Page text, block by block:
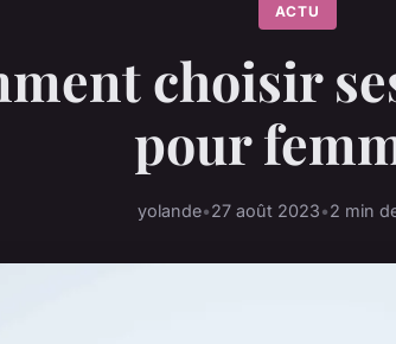
ACTU
choisir
pour
yolande•27 août 2023•2 min